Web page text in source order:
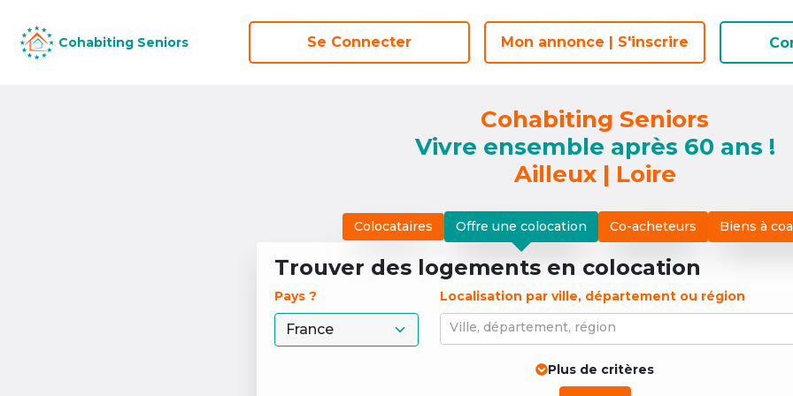
Cohabiting Seniors Se Connecter Mon annonce | S'inscrire
Cohabiting Seniors Se Connecter Mon annonce | S'inscrire
Cohabiting Seniors
Vivre ensemble après 60 ans !
Ailleux | Loire
Colocataires Offre une colocation Co-acheteurs Biens à
Trouver des logements en colocation
Pays ?
Localisation par ville, département ou région
Ville, département, région
Plus de critères